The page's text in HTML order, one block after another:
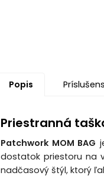
Popis
Priestranná
Patchwork MOM BAG
dostatok priestoru na
nadčasový štýl, ktorý